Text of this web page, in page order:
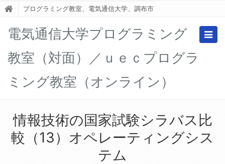
プログラミング教室、電気通信大学、調布市
電気通信大学プログラミング
教室（対面）／ｕｅｃプログラ
ミング教室（オンライン）
情報技術の国家試験シラバス比
較（13）オペレーティングシス
テム